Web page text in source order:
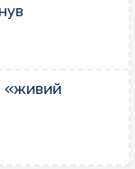
«живий